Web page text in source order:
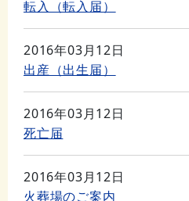
転入（転入届）
2016年03月12日
出産（出生届）
2016年03月12日
死亡届
2016年03月12日
火葬場のご案内